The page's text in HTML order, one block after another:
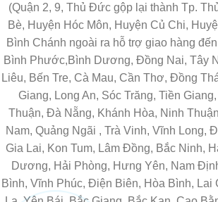
(Quận 2, 9, Thủ Đức gộp lại thành Tp.
Bè, Huyện Hóc Môn, Huyện Củ Chi,
Bình Chánh ngoài ra hỗ trợ giao hàng
Bình Phước,Bình Dương, Đồng Nai, Tây
Liêu, Bến Tre, Cà Mau, Cần Thơ, Đồng
Giang, Long An, Sóc Trăng, Tiền
Thuận, Đà Nẵng, Khánh Hòa, Ninh
Nam, Quảng Ngãi , Trà Vinh, Vĩnh Long,
Gia Lai, Kon Tum, Lâm Đồng, Bắc Ninh,
Dương, Hải Phòng, Hưng Yên, Nam
Bình, Vĩnh Phúc, Điện Biên, Hòa Bình, Lai